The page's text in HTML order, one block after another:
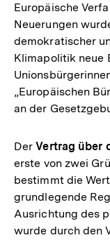
Europäische
Neuerungen
demokratischer
Klimapolitik neue
„Europäischen
an der
DerVertrag über
erste von zwei
bestimmt die
grundlegende
Ausrichtung des
wurde durch den